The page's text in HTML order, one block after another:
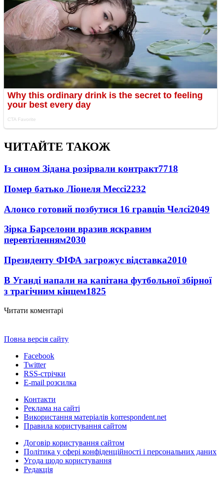
ЧИТАЙТЕ ТАКОЖ
Із сином Зідана розірвали контракт7718
Помер батько Ліонеля Мессі2232
Алонсо готовий позбутися 16 гравців Челсі2049
Зірка Барселони вразив яскравим
перевтіленням2030
Президенту ФІФА загрожує відставка2010
В Уганді напали на капітана футбольної збірної
з трагічним кінцем1825
Читати коментарі
Повна версія сайту
Facebook
Twitter
RSS-стрічки
E-mail розсилка
Контакти
Реклама на сайті
Використання матеріалів korrespondent.net
Правила користування сайтом
Договір користування сайтом
Політика у сфері конфіденційності і персональних даних
Угода щодо користування
Редакція